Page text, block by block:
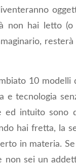
non hai letto
10 modelli
tecnologia
ed intuito sono
hai fretta, la
in materia.
non sei un